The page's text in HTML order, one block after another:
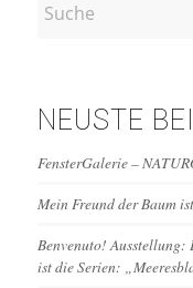
NEUSTE
FensterGalerie –
Mein Freund der Baum
Benvenuto! Ausstellung:
ist die Serien: